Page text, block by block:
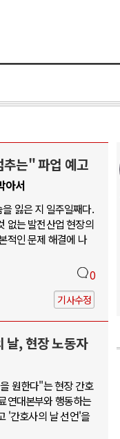
추는" 파업 예고
아서
잃은 지 일주일째다.
없는 발전산업 현장의
적인 문제 해결에 나
0
기사수정
날, 현장 노동자
원한다"는 현장 간호
연대본부와 행동하는
'간호사의 날 선언'을
인간
로 글로벌 토큰 시..
놓고 미국 진보진영 ..
대 투쟁은 새로운 글로..
용: 데이터센터 확산..
민주주의를 잠식하고 ..